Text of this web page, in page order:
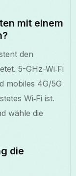
mit einem
den
5-GHz-Wi‑Fi
mobiles 4G/5G
Wi‑Fi ist.
wähle die
die